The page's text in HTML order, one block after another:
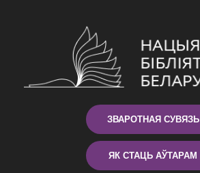
ЗВАРОТНАЯ СУВЯЗЬ
ЯК СТАЦЬ АЎТАРАМ